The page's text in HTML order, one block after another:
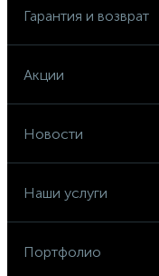
Гарантия и возврат
Акции
Новости
Наши услуги
Портфолио